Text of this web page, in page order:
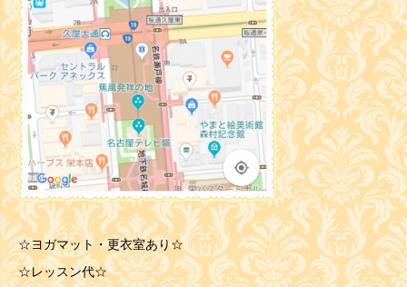
☆ヨガマット・更衣室あり☆
☆レッスン代☆